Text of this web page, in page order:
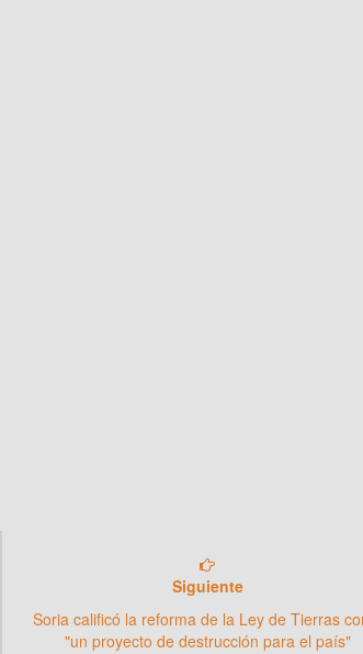
Siguiente
Soria calificó la reforma de la Ley de Tierras
"un proyecto de destrucción para el país"